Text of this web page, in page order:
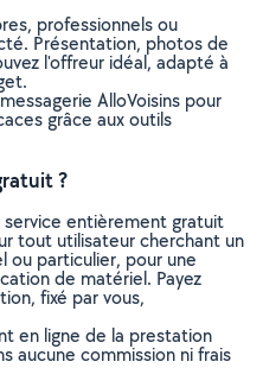
professionnels ou
Présentation, photos de
l'offreur idéal, adapté à
AlloVoisins pour
grâce aux outils
?
service entièrement gratuit
tout utilisateur cherchant un
ou particulier, pour une
de matériel. Payez
fixé par vous,
en ligne de la prestation
aucune commission ni frais